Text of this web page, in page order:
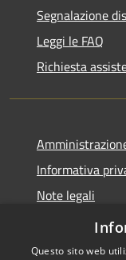
Segnalazione
Leggi le FAQ
Richiesta
Informativa
Note legali
Dichiarazione
Questo sito web